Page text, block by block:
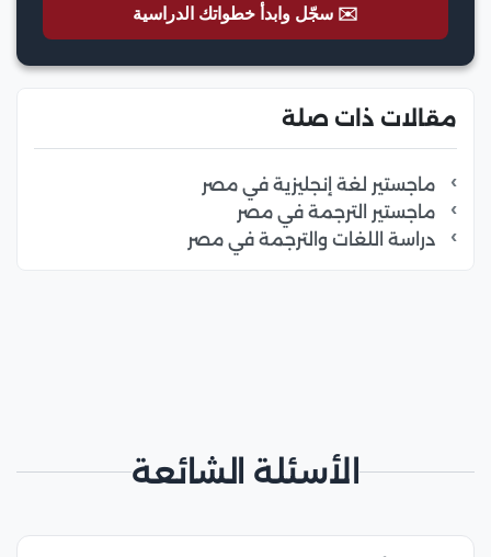
✉️ سجّل وابدأ خطواتك الدراسية
مقالات ذات صلة
ماجستير لغة إنجليزية في مصر
ماجستير الترجمة في مصر
دراسة اللغات والترجمة في مصر
الأسئلة الشائعة